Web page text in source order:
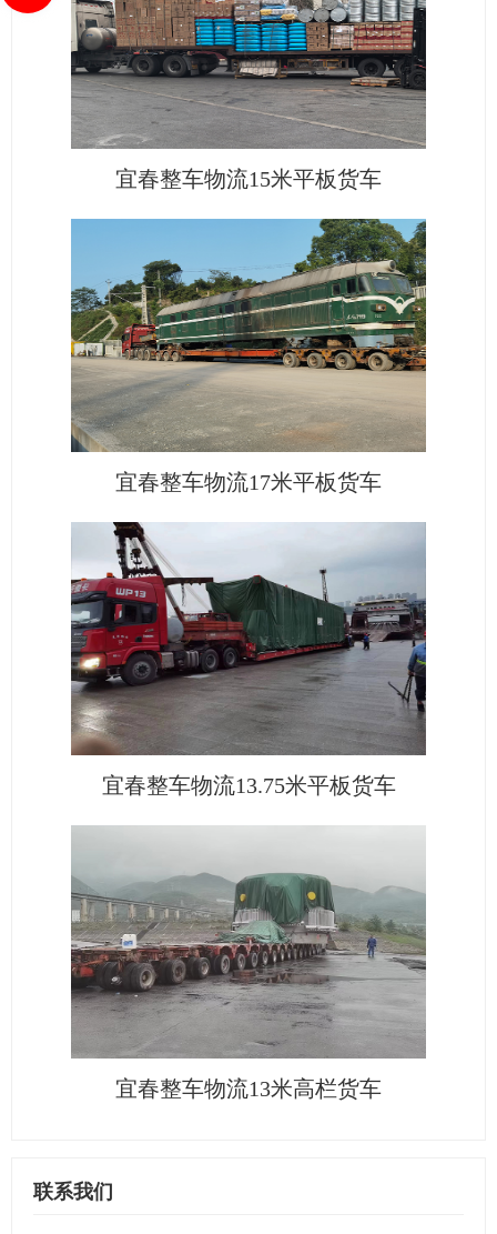
宜春整车物流15米平板货车
宜春整车物流17米平板货车
宜春整车物流13.75米平板货车
宜春整车物流13米高栏货车
联系我们